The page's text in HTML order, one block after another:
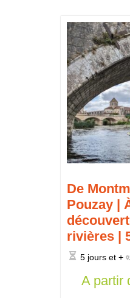
De
Pouzay |
rivières |
5 jours et +
A partir